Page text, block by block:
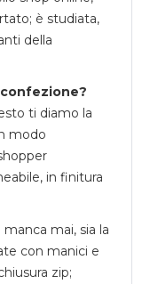
è studiata,
della
ti diamo la
modo
in finitura
mai, sia la
con manici e
zip;